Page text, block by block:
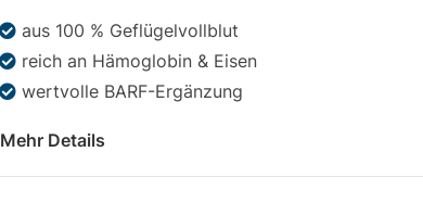
aus 100 % Geflügelvollblut
reich an Hämoglobin & Eisen
wertvolle BARF-Ergänzung
Mehr Details